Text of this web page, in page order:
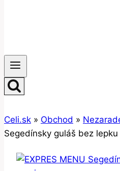
Celi.sk » Obchod »
Segedínsky guláš bez lepku